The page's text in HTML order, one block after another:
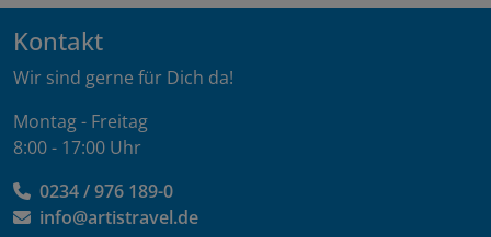
Kontakt
Wir sind gerne für Dich da!
Montag - Freitag
8:00 - 17:00 Uhr
0234 / 976 189-0
info@artistravel.de